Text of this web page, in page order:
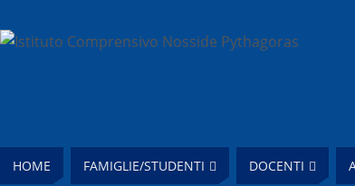
HOME FAMIGLIE/STUDENTI DOCENTI